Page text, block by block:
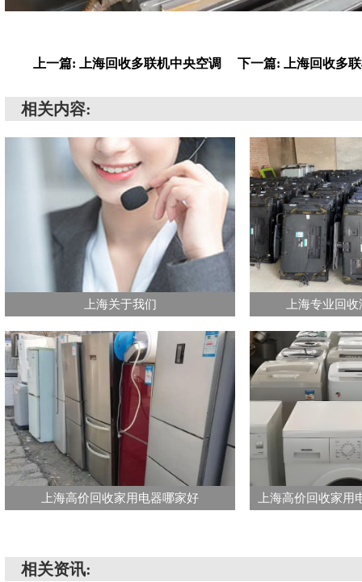
上一篇: 上海回收多联机中央空调 下一篇: 上海回收多
相关内容:
上海关于我们 上海专业回
上海高价回收家用电器哪家好
相关资讯: